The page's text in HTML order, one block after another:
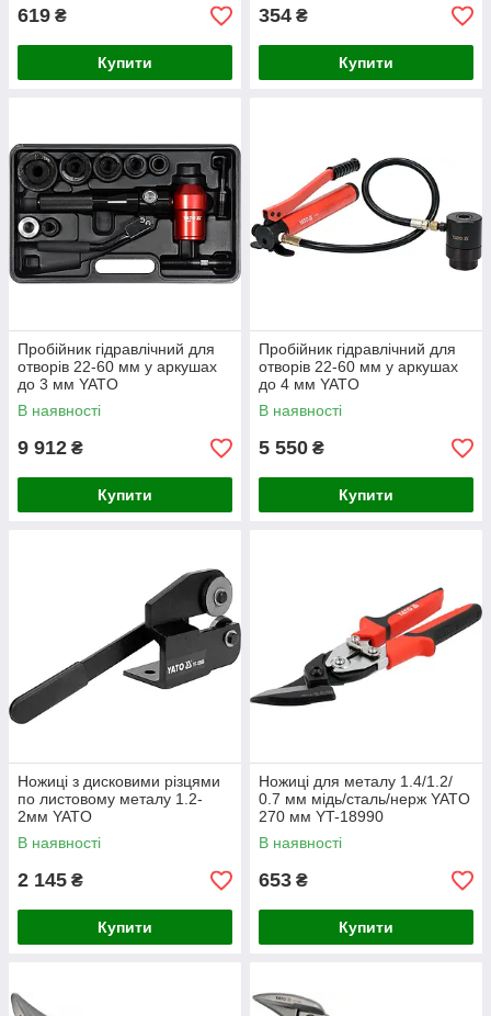
619 ₴
Купити
354 ₴
Купити
Пробійник гідравлічний для
отворів 22-60 мм у аркушах
до 3 мм YATO
В наявності
9 912 ₴
Купити
Пробійник гідравлічний для
отворів 22-60 мм у аркушах
до 4 мм YATO
В наявності
5 550 ₴
Купити
Ножиці з дисковими різцями
по листовому металу 1.2-
2мм YATO
В наявності
2 145 ₴
Купити
Ножиці для металу 1.4/1.2/
0.7 мм мідь/сталь/нерж YATO
270 мм YT-18990
В наявності
653 ₴
Купити